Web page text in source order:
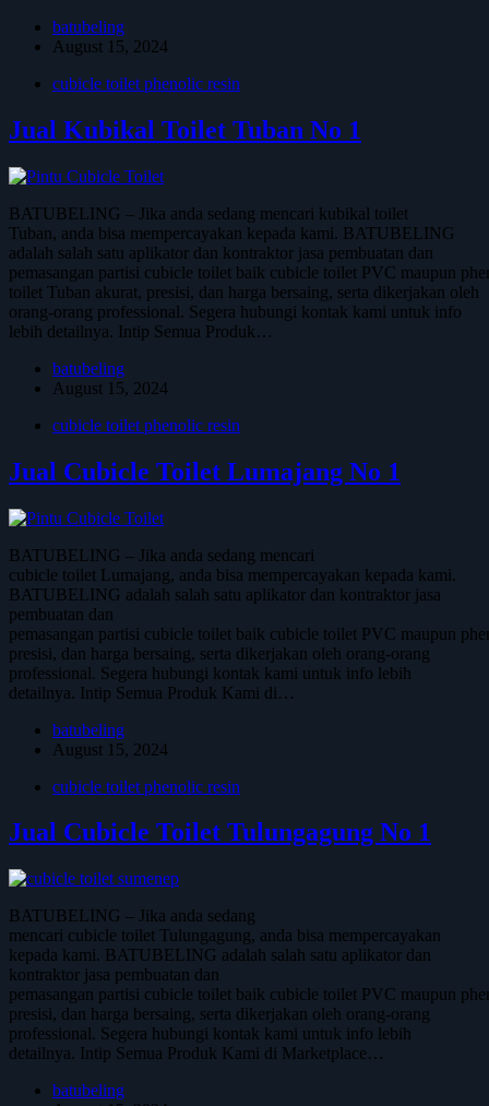
batubeling
August 15, 2024
cubicle toilet phenolic resin
Jual Kubikal Toilet Tuban No 1
BATUBELING – Jika anda sedang mencari kubikal toilet
Tuban, anda bisa mempercayakan kepada kami. BATUBELING
adalah salah satu aplikator dan kontraktor jasa pembuatan dan
pemasangan partisi cubicle toilet baik cubicle toilet PVC maupun
toilet Tuban akurat, presisi, dan harga bersaing, serta dikerjakan oleh
orang-orang professional. Segera hubungi kontak kami untuk info
lebih detailnya. Intip Semua Produk…
batubeling
August 15, 2024
cubicle toilet phenolic resin
Jual Cubicle Toilet Lumajang No 1
BATUBELING – Jika anda sedang mencari
cubicle toilet Lumajang, anda bisa mempercayakan kepada kami.
BATUBELING adalah salah satu aplikator dan kontraktor jasa
pembuatan dan
pemasangan partisi cubicle toilet baik cubicle toilet PVC maupun
presisi, dan harga bersaing, serta dikerjakan oleh orang-orang
professional. Segera hubungi kontak kami untuk info lebih
detailnya. Intip Semua Produk Kami di…
batubeling
August 15, 2024
cubicle toilet phenolic resin
Jual Cubicle Toilet Tulungagung No 1
BATUBELING – Jika anda sedang
mencari cubicle toilet Tulungagung, anda bisa mempercayakan
kepada kami. BATUBELING adalah salah satu aplikator dan
kontraktor jasa pembuatan dan
pemasangan partisi cubicle toilet baik cubicle toilet PVC maupun
presisi, dan harga bersaing, serta dikerjakan oleh orang-orang
professional. Segera hubungi kontak kami untuk info lebih
detailnya. Intip Semua Produk Kami di Marketplace…
batubeling